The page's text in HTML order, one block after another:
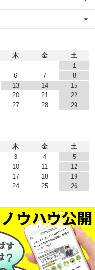
木 金
土
1
6 7
8
13 14
15
20 21
22
27 28
29
木 金
土
3 4
5
10 11
12
17 18
19
24 25
26